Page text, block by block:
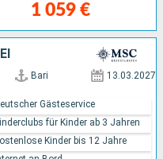
1 059 €
Bari 13.03.2027
Gästeservice
für Kinder ab 3 Jahren
Kinder bis 12 Jahre